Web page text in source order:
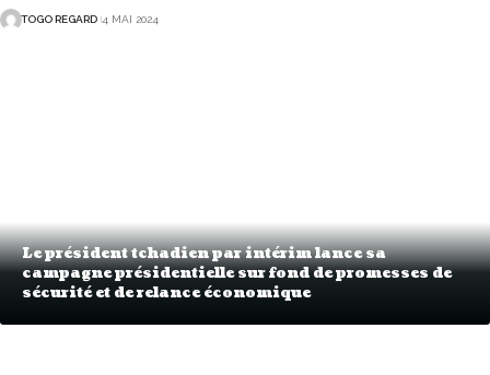
TOGO REGARD 4 MAI 2024
Le président tchadien par intérim lance sa
campagne présidentielle sur fond de promesses de
sécurité et de relance économique